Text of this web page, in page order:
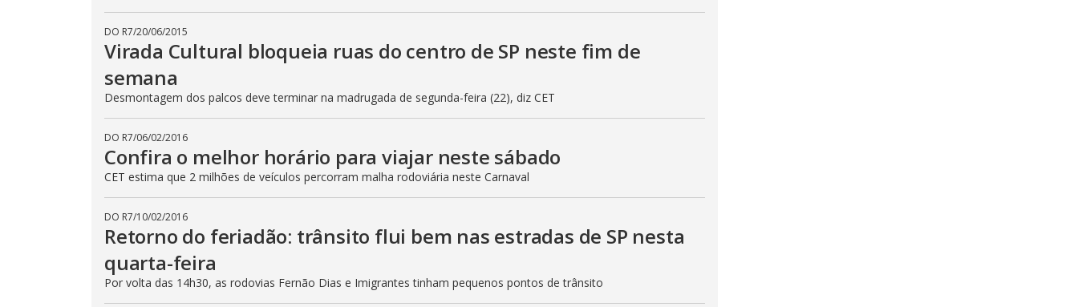
DO R7/20/06/2015
Virada Cultural bloqueia ruas do centro de SP neste fim de
semana
Desmontagem dos palcos deve terminar na madrugada de segunda-feira (22), diz CET
DO R7/06/02/2016
Confira o melhor horário para viajar neste sábado
CET estima que 2 milhões de veículos percorram malha rodoviária neste Carnaval
DO R7/10/02/2016
Retorno do feriadão: trânsito flui bem nas estradas de SP nesta
quarta-feira
Por volta das 14h30, as rodovias Fernão Dias e Imigrantes tinham pequenos pontos de trânsito